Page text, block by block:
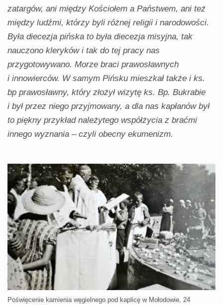
zatargów, ani między Kościołem a Państwem, ani też
między ludźmi, którzy byli różnej religii i narodowości.
Była diecezja pińska to była diecezja misyjna, tak
nauczono kleryków i tak do tej pracy nas
przygotowywano. Morze braci prawosławnych
i innowierców. W samym Pińsku mieszkał także i ks.
bp prawosławny, który złożył wizytę ks. Bp. Bukrabie
i był przez niego przyjmowany, a dla nas kapłanów był
to piękny przykład należytego współżycia z braćmi
innego wyznania – czyli obecny ekumenizm.
Poświęcenie kamienia węgielnego pod kaplicę w Mołodowie, 24